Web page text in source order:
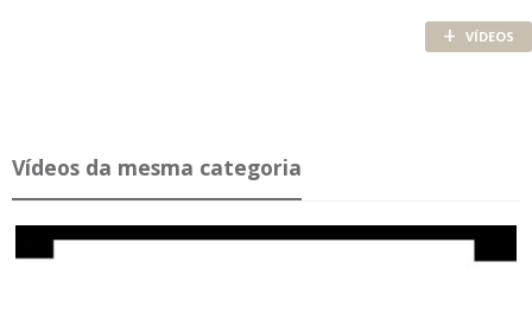
+ VÍDEOS
Ví­deos da mesma ca­te­goria